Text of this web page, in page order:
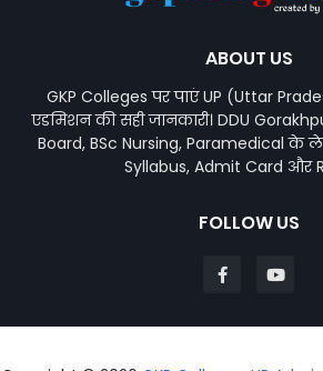
ABOUT US
GKP Colleges पर पाएं UP (Uttar
एडमिशन की सही जानकारी। DDU
Board, BSc Nursing, Paramedical के
Syllabus, Admit Card और
FOLLOW US